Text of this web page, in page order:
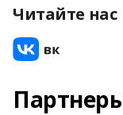
Читайте нас